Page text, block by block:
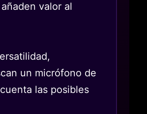
valor al
un micrófono de
las posibles